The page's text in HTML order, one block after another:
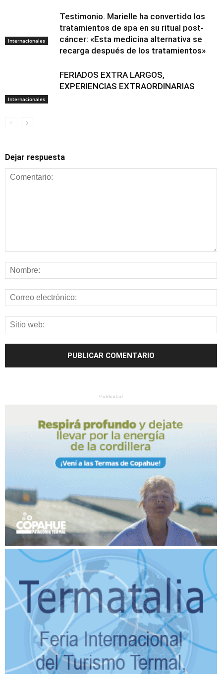
Internacionales
Testimonio. Marielle ha convertido los
tratamientos de spa en su ritual post-
cáncer: «Esta medicina alternativa se
recarga después de los tratamientos»
Internacionales
FERIADOS EXTRA LARGOS,
EXPERIENCIAS EXTRAORDINARIAS
Dejar respuesta
Publicidad